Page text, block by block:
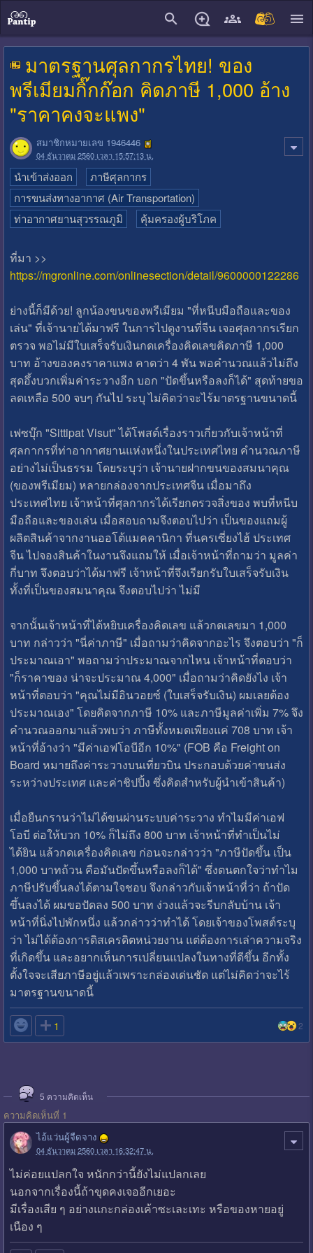
มาตรฐานศุลกากรไทย! ของ
พรีเมียมกิ๊กก๊อก คิดภาษี 1,000 อ้าง
"ราคาคงจะแพง"
สมาชิกหมายเลข 1946446
04 ธันวาคม 2560 เวลา 15:57:13 น.
นำเข้าส่งออก
ภาษีศุลกากร
การขนส่งทางอากาศ (Air Transportation)
ท่าอากาศยานสุวรรณภูมิ
คุ้มครองผู้บริโภค
ที่มา >>
https://mgronline.com/onlinesection/detail/9600000122286
ย่างนี้ก็มีด้วย! ลูกน้องขนของพรีเมียม "ที่หนีบมือถือและของ
เล่น" ที่เจ้านายได้มาฟรี ในการไปดูงานที่จีน เจอศุลกากรเรียก
ตรวจ พอไม่มีใบเสร็จรับเงินกดเครื่องคิดเลขคิดภาษี 1,000
บาท อ้างของคงราคาแพง คาดว่า 4 พัน พอคำนวณแล้วไม่ถึง
สุดอึ้งบวกเพิ่มค่าระวางอีก บอก "ปัดขึ้นหรือลงก็ได้" สุดท้ายขอ
ลดเหลือ 500 จบๆ กันไป ระบุ ไม่คิดว่าจะไร้มาตรฐานขนาดนี้
เฟซบุ๊ก "Sittipat Visut" ได้โพสต์เรื่องราวเกี่ยวกับเจ้าหน้าที่
ศุลกากรที่ท่าอากาศยานแห่งหนึ่งในประเทศไทย คำนวณภาษี
อย่างไม่เป็นธรรม โดยระบุว่า เจ้านายฝากขนของสมนาคุณ
(ของพรีเมียม) หลายกล่องจากประเทศจีน เมื่อมาถึง
ประเทศไทย เจ้าหน้าที่ศุลกากรได้เรียกตรวจสิ่งของ พบที่หนีบ
มือถือและของเล่น เมื่อสอบถามจึงตอบไปว่า เป็นของแถมผู้
ผลิตสินค้าจากงานออโต้แมคคานิกา ที่นครเซี่ยงไฮ้ ประเทศ
จีน ไปจองสินค้าในงานจึงแถมให้ เมื่อเจ้าหน้าที่ถามว่า มูลค่า
กี่บาท จึงตอบว่าได้มาฟรี เจ้าหน้าที่จึงเรียกรับใบเสร็จรับเงิน
ทั้งที่เป็นของสมนาคุณ จึงตอบไปว่า ไม่มี
จากนั้นเจ้าหน้าที่ได้หยิบเครื่องคิดเลข แล้วกดเลขมา 1,000
บาท กล่าวว่า "นี่ค่าภาษี" เมื่อถามว่าคิดจากอะไร จึงตอบว่า "ก็
ประมาณเอา" พอถามว่าประมาณจากไหน เจ้าหน้าที่ตอบว่า
"ก็ราคาของ น่าจะประมาณ 4,000" เมื่อถามว่าคิดยังไง เจ้า
หน้าที่ตอบว่า "คุณไม่มีอินวอยซ์ (ใบเสร็จรับเงิน) ผมเลยต้อง
ประมาณเอง" โดยคิดจากภาษี 10% และภาษีมูลค่าเพิ่ม 7% จึง
คำนวณออกมาแล้วพบว่า ภาษีทั้งหมดเพียงแค่ 708 บาท เจ้า
หน้าที่อ้างว่า "มีค่าเอฟโอบีอีก 10%" (FOB คือ Freight on
Board หมายถึงค่าระวางบนเที่ยวบิน ประกอบด้วยค่าขนส่ง
ระหว่างประเทศ และค่าชิปปิ้ง ซึ่งคิดสำหรับผู้นำเข้าสินค้า)
เมื่อยืนกรานว่าไม่ได้ขนผ่านระบบค่าระวาง ทำไมมีค่าเอฟ
โอบี ต่อให้บวก 10% ก็ไม่ถึง 800 บาท เจ้าหน้าที่ทำเป็นไม่
ได้ยิน แล้วกดเครื่องคิดเลข ก่อนจะกล่าวว่า "ภาษีปัดขึ้น เป็น
1,000 บาทถ้วน คือมันปัดขึ้นหรือลงก็ได้" ซึ่งตนตกใจว่าทำไม
ภาษีปรับขึ้นลงได้ตามใจชอบ จึงกล่าวกับเจ้าหน้าที่ว่า ถ้าปัด
ขึ้นลงได้ ผมขอปัดลง 500 บาท ง่วงแล้วจะรีบกลับบ้าน เจ้า
หน้าที่นิ่งไปพักหนึ่ง แล้วกล่าวว่าทำได้ โดยเจ้าของโพสต์ระบุ
ว่า ไม่ได้ต้องการดิสเครดิตหน่วยงาน แต่ต้องการเล่าความจริง
ที่เกิดขึ้น และอยากเห็นการเปลี่ยนแปลงในทางที่ดีขึ้น อีกทั้ง
ตั้งใจจะเสียภาษีอยู่แล้วเพราะกล่องเด่นชัด แต่ไม่คิดว่าจะไร้
มาตรฐานขนาดนี้
 1 2
5 ความคิดเห็น
ความคิดเห็นที่ 1
ไอ้แว่นผู้จืดจาง
04 ธันวาคม 2560 เวลา 16:32:47 น.
ไม่ค่อยแปลกใจ หนักกว่านี้ยังไม่แปลกเลย
นอกจากเรื่องนี้ถ้าขุดคงเจออีกเยอะ
มีเรื่องเสีย ๆ อย่างแกะกล่องเค้าซะเละเทะ หรือของหายอยู่
เนือง ๆ
close